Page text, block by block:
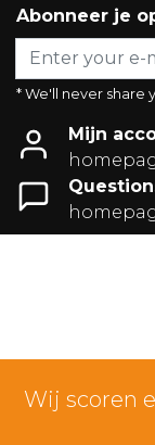
Abonneer je
* We'll never share
Mijn
Wij scoren